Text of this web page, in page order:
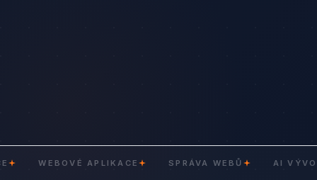
WEBOVÉ APLIKACE SPRÁVA WEBŮ AI VÝVOJ